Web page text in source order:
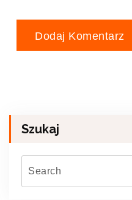
Szukaj